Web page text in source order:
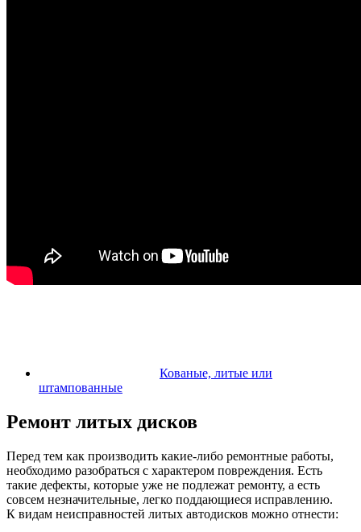
Кованые, литые или
штампованные
Ремонт литых дисков
Перед тем как производить какие-либо ремонтные работы,
необходимо разобраться с характером повреждения. Есть
такие дефекты, которые уже не подлежат ремонту, а есть
совсем незначительные, легко поддающиеся исправлению.
К видам неисправностей литых автодисков можно отнести: